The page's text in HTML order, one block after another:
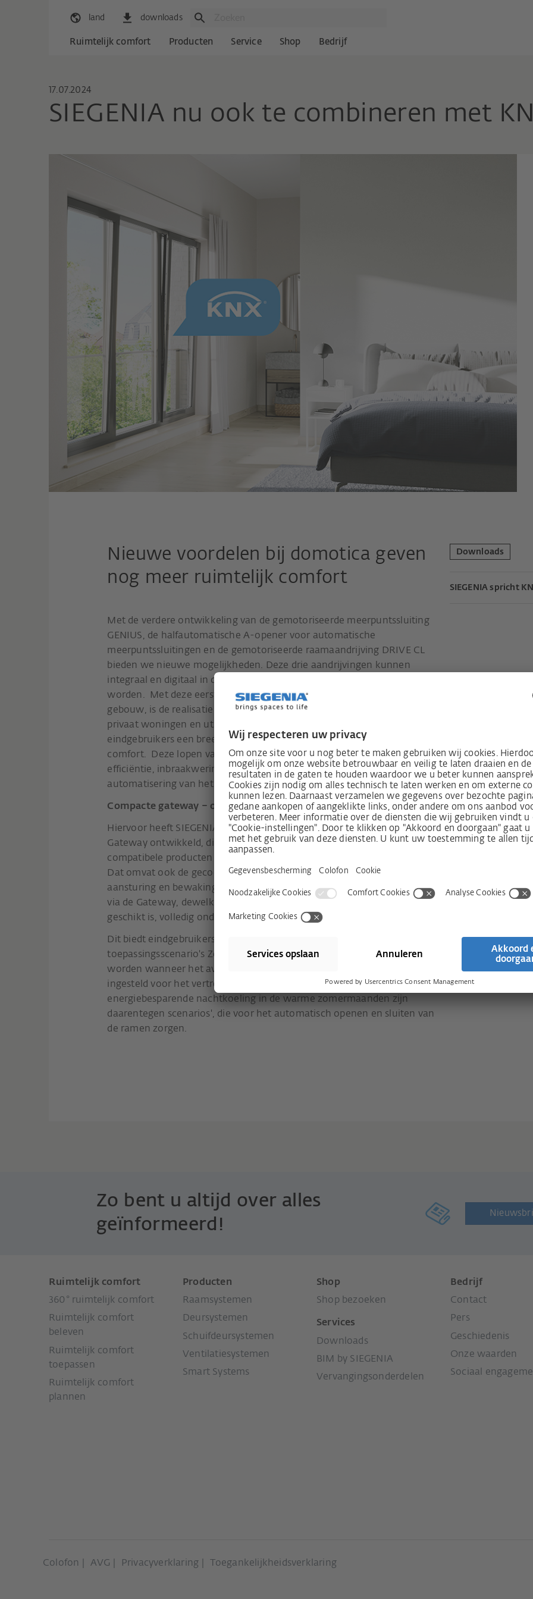
land downloads
Ruimtelijk comfort Producten Service Shop Bedrijf
17.07.2024
SIEGENIA nu ook te combineren met
Nieuwe voordelen bij domotica geven
nog meer ruimtelijk comfort
Met de verdere ontwikkeling van de gemotoriseerde meerpuntssluiting
GENIUS, de halfautomatische A-opener voor automatische
meerpuntssluitingen en de gemotoriseerde raamaandrijving DRIVE CL
bieden we nieuwe mogelijkheden. Deze drie aandrijvingen kunnen
integraal en digitaal in de KNX-gebouwautomatisering geïntegreerd
worden. Met deze eerste stap naar KNX oplossingen rondom het
gebouw, is de realisatie van projecten in de hogere marktsegmenten van
privaat woningen en utiliteitsbouw perfect mogelijk. Dit biedt
eindgebruikers een breed scala aan mogelijkheden voor meer ruimtelijk
comfort. Deze lopen van de eenvoudige, intuïtieve bediening via energie-
efficiëntie, inbraakwering en barrièrevrijheid tot de algehele
automatisering van het thuis.
Compacte gateway – ongekende mogelijkheden
Hiervoor heeft SIEGENIA een uiterst compacte, gecertificeerde KNX-
Gateway ontwikkeld, die gebruikt kan worden om de SI-BUS-
compatibele producten te integreren in de KNX-gebouwautomatisering.
Dat omvat ook de gecodeerde communicatie via KNX secure. De
aansturing en bewaking van de aangesloten aandrijvingen via KNX wordt
via de Gateway, dewelke zowel ingebouwd als voor DIN Railmontage
geschikt is, volledig ondersteund.
Dit biedt eindgebruikers een breed scala aan mogelijkheden en
toepassingsscenario's Zo kan bijv. automatisch de deur.vergrendeld
worden wanneer het avond wordt of kunnen er scenario's worden
ingesteld voor het vertrekken en thuis komen. Ideaal voor een
energiebesparende nachtkoeling in de warme zomermaanden zijn
daarentegen scenarios', die voor het automatisch openen en sluiten van
de ramen zorgen.
Downloads
SIEGENIA spricht
Zo bent u altijd over alles
geïnformeerd!
Ruimtelijk comfort
360° ruimtelijk comfort
Ruimtelijk comfort
beleven
Ruimtelijk comfort
toepassen
Ruimtelijk comfort
plannen
Producten
Raamsystemen
Deursystemen
Schuifdeursystemen
Ventilatiesystemen
Smart Systems
Shop
Shop bezoeken
Services
Downloads
BIM by SIEGENIA
Vervangingsonderdelen
Bedrijf
Contact
Pers
Geschiedenis
Onze waarden
Sociaal
Colofon AVG Privacyverklaring Toegankelijkheidsverklaring